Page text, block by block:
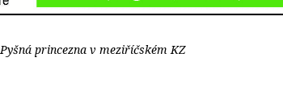
Pyšná princezna v meziříčském KZ